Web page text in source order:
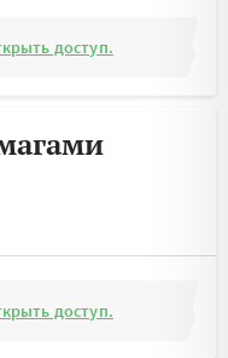
доступ.
доступ.